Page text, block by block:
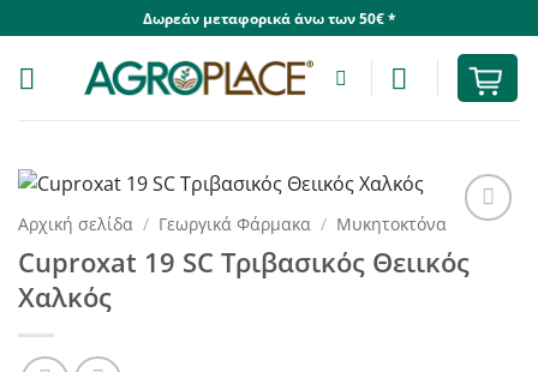
to
content
Δωρεάν μεταφορικά άνω των 50€ *
Αρχική σελίδα / Γεωργικά Φάρμακα / Μυκητοκτόνα
Cuproxat 19 SC Τριβασικός Θειικός
Χαλκός